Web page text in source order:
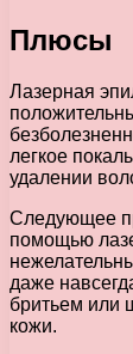
Плюсы
Лазерная
легкое
удалении
Следующее
помощью
даже
бритьем или
кожи.